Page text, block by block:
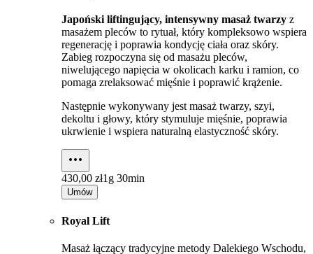
Japoński liftingujący, intensywny masaż twarzy z
masażem pleców to rytuał, który kompleksowo wspiera
regenerację i poprawia kondycję ciała oraz skóry.
Zabieg rozpoczyna się od masażu pleców,
niwelującego napięcia w okolicach karku i ramion, co
pomaga zrelaksować mięśnie i poprawić krążenie.
Następnie wykonywany jest masaż twarzy, szyi,
dekoltu i głowy, który stymuluje mięśnie, poprawia
ukrwienie i wspiera naturalną elastyczność skóry.
430,00 zł1g 30min
Umów
Royal Lift
Masaż łączący tradycyjne metody Dalekiego Wschodu,